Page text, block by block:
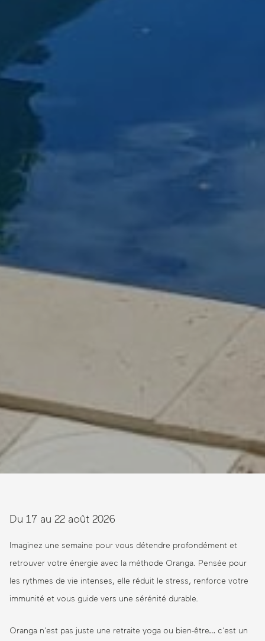
Du 17 au 22 août 2026
Imaginez une semaine pour vous détendre profondément et
retrouver votre énergie avec la méthode Oranga. Pensée pour
les rythmes de vie intenses, elle réduit le stress, renforce votre
immunité et vous guide vers une sérénité durable.
Oranga n’est pas juste une retraite yoga ou bien-être… c’est un